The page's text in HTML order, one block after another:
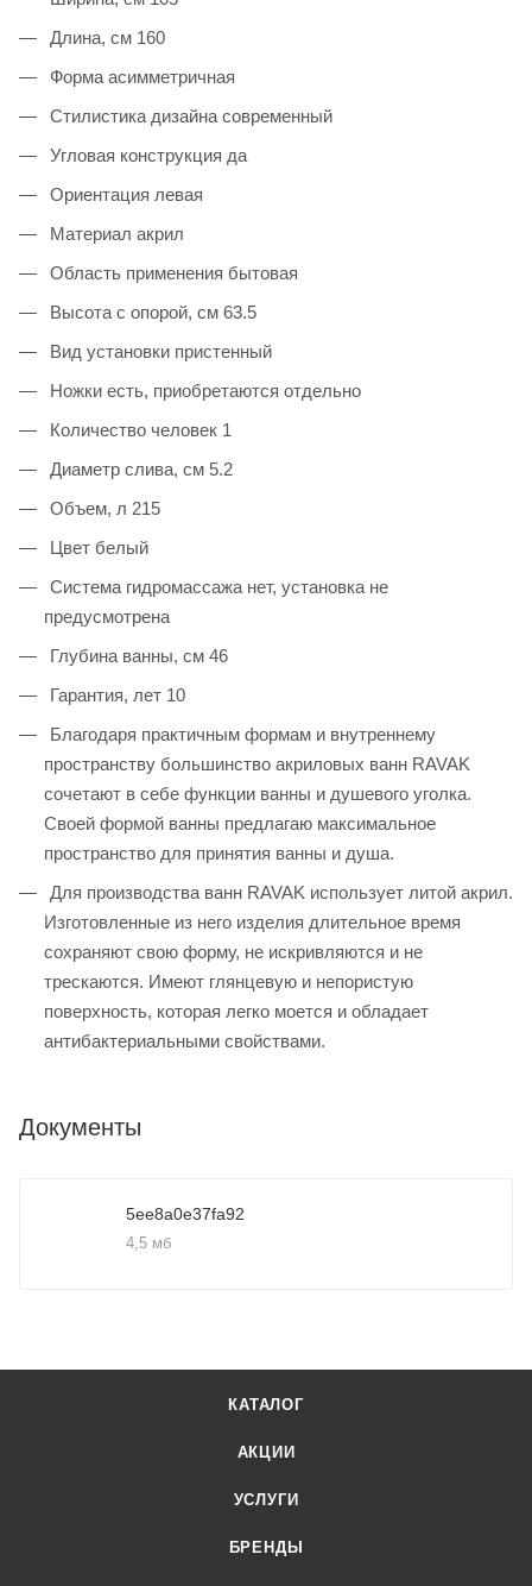
Длина, см 160
Форма асимметричная
Стилистика дизайна современный
Угловая конструкция да
Ориентация левая
Материал акрил
Область применения бытовая
Высота с опорой, см 63.5
Вид установки пристенный
Ножки есть, приобретаются отдельно
Количество человек 1
Диаметр слива, см 5.2
Объем, л 215
Цвет белый
Система гидромассажа нет, установка не
предусмотрена
Глубина ванны, см 46
Гарантия, лет 10
Благодаря практичным формам и внутреннему
пространству большинство акриловых ванн RAVAK
сочетают в себе функции ванны и душевого уголка.
Своей формой ванны предлагаю максимальное
пространство для принятия ванны и душа.
Для производства ванн RAVAK использует литой акрил.
Изготовленные из него изделия длительное время
сохраняют свою форму, не искривляются и не
трескаются. Имеют глянцевую и непористую
поверхность, которая легко моется и обладает
антибактериальными свойствами.
Документы
5ee8a0e37fa92
4,5 мб
КАТАЛОГ
АКЦИИ
УСЛУГИ
БРЕНДЫ